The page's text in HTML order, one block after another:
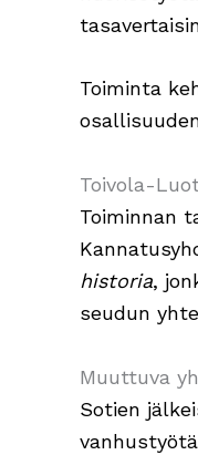
Toiminta
Toivola-
Toiminnan
historia,
seudun
Muuttuva
Sotien